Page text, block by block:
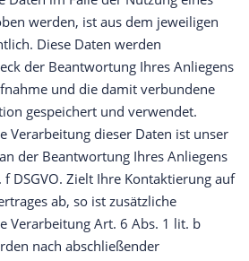
werden, ist aus dem jeweiligen
Diese Daten werden
der Beantwortung Ihres Anliegens
und die damit verbundene
gespeichert und verwendet.
Verarbeitung dieser Daten ist unser
der Beantwortung Ihres Anliegens
DSGVO. Zielt Ihre Kontaktierung auf
ab, so ist zusätzliche
Verarbeitung Art. 6 Abs. 1 lit. b
nach abschließender